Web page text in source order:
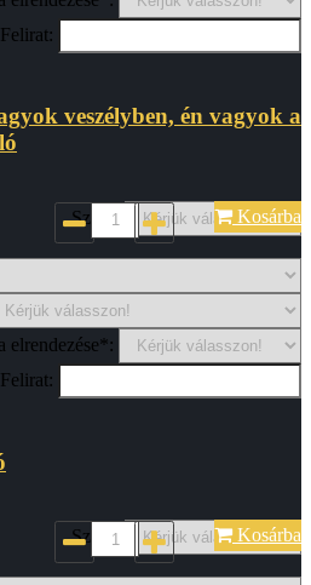
Felirat:
veszélyben, én vagyok a
Szin*:
elrendezése*:
Felirat:
Kosárba
Szin*:
Kosárba